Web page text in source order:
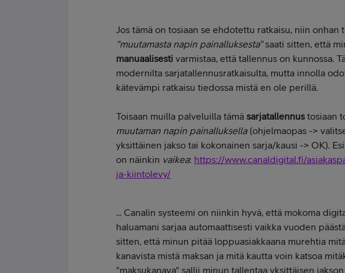
Jos tämä on tosiaan se ehdotettu ratkaisu, niin onhan
"muutamasta napin painalluksesta"saati sitten, että
manuaalisesti varmistaa, että tallennus on kunnossa.
modernilta sarjatallennusratkaisulta, mutta innolla
kätevämpi ratkaisu tiedossa mistä en ole perillä.
Toisaan muilla palveluilla tämä sarjatallennustosiaan
muutaman napin painalluksella(ohjelmaopas ->
yksittäinen jakso tai kokonainen sarja/kausi -> OK).
on näinkin vaikea: https://www.canaldigital.fi/
ja-kiintolevy/
... Canalin systeemi on niinkin hyvä, että mokoma
haluamani sarjaa automaattisesti vaikka vuoden
sitten, että minun pitää loppuasiakkaana murehtia
kanavista mistä maksan ja mitä kautta voin katsoa
"maksukanava" sallii minun tallentaa yksittäisen